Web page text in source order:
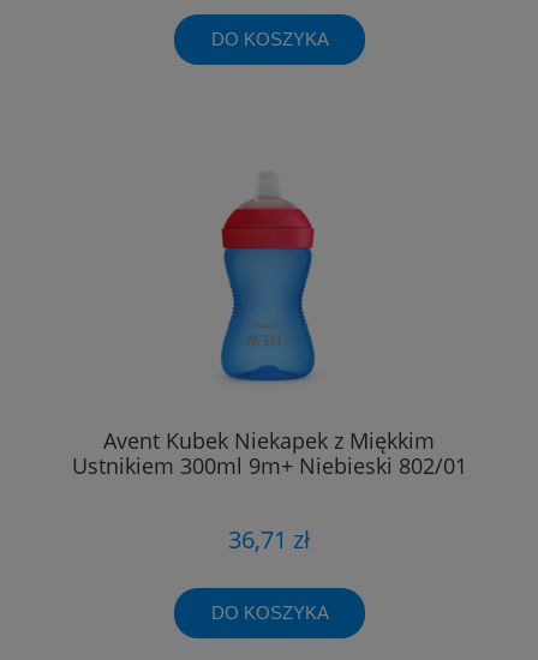
DO KOSZYKA
Avent Kubek Niekapek z Miękkim
Ustnikiem 300ml 9m+ Niebieski 802/01
36,71 zł
DO KOSZYKA